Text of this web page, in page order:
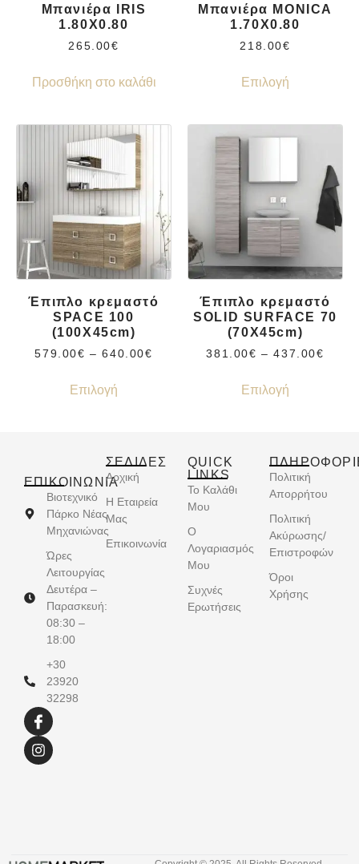
Μπανιέρα IRIS
1.80X0.80
265.00€
Προσθήκη στο καλάθι
Μπανιέρα MONICA
1.70X0.80
218.00€
Επιλογή
Έπιπλο κρεμαστό
SPACE 100
(100X45cm)
579.00€ – 640.00€
Επιλογή
Έπιπλο κρεμαστό
SOLID SURFACE 70
(70X45cm)
381.00€ – 437.00€
Επιλογή
ΕΠΙΚΟΙΝΩΝΊΑ
Βιοτεχνικό
Πάρκο Νέας
Μηχανιώνας
Ώρες
Λειτουργίας
Δευτέρα –
Παρασκευή:
08:30 –
18:00
+30
23920
32298
ΣΕΛΙΔΕΣ
Αρχική
Η Εταιρεία
Μας
Επικοινωνία
QUICK
LINKS
Το Καλάθι
Μου
Ο
Λογαριασμός
Μου
Συχνές
Ερωτήσεις
Πολιτική
Απορρήτου
Πολιτική
Ακύρωσης/
Επιστροφών
Όροι
Χρήσης